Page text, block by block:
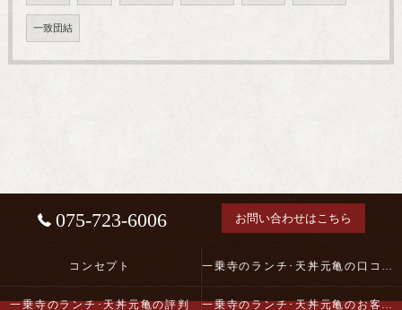
一致団結
075-723-6006 お問い合わせはこちら
コンセプト 一乗寺のランチ･天丼元亀の口コミ情報
一乗寺のランチ･天丼元亀の評判 一乗寺のランチ･天丼元亀のお客様の声